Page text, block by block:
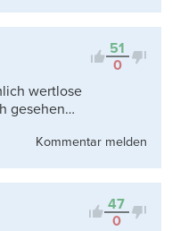
51
0
wertlose
gesehen…
Kommentar melden
47
0